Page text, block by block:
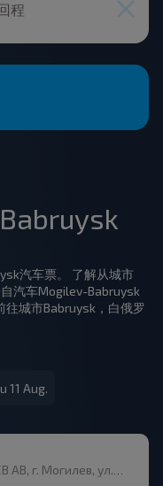
程
汽车票。 了解从城市
汽车Mogilev-Babruysk
往城市Babruysk，白俄罗
11 Aug.
ул. Ленинская 93, Беларусь